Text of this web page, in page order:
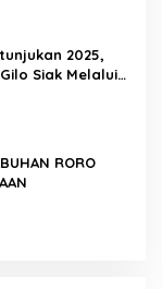
2025,
Siak Melalui